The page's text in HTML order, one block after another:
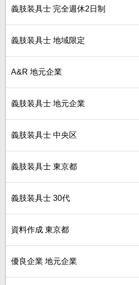
義肢装具士 完全週休2日制
義肢装具士 地域限定
A&R 地元企業
義肢装具士 地元企業
義肢装具士 中央区
義肢装具士 東京都
義肢装具士 30代
資料作成 東京都
優良企業 地元企業